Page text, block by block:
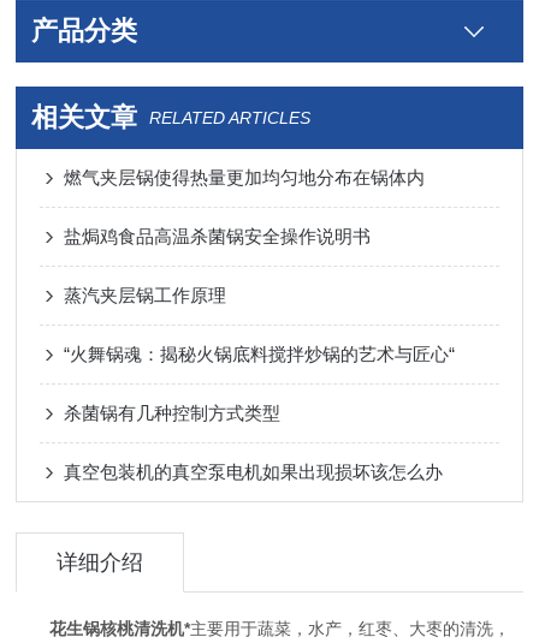
产品分类
相关文章 RELATED ARTICLES
燃气夹层锅使得热量更加均匀地分布在锅体内
盐焗鸡食品高温杀菌锅安全操作说明书
蒸汽夹层锅工作原理
“火舞锅魂：揭秘火锅底料搅拌炒锅的艺术与匠心“
杀菌锅有几种控制方式类型
真空包装机的真空泵电机如果出现损坏该怎么办
详细介绍
花生锅核桃清洗机*主要用于蔬菜，水产，红枣、大枣的清洗，